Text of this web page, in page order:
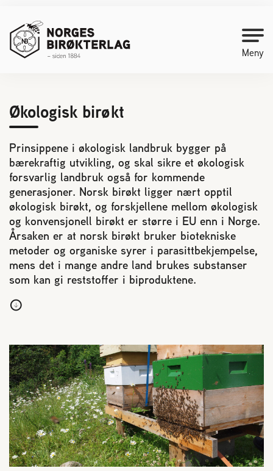
Meny
Kontakt oss
Bli medlem
Starte med birøkt
Medlemssider
Biene svermer
Reaksjon på bistikk
Finn fylkes- og lokallag
Nyheter
Kurs
Økologisk birøkt
Prinsippene i økologisk landbruk bygger på
bærekraftig utvikling, og skal sikre et økologisk
forsvarlig landbruk også for kommende
generasjoner. Norsk birøkt ligger nært opptil
økologisk birøkt, og forskjellene mellom økologisk
og konvensjonell birøkt er større i EU enn i Norge.
Årsaken er at norsk birøkt bruker biotekniske
metoder og organiske syrer i parasittbekjempelse,
mens det i mange andre land brukes substanser
som kan gi reststoffer i biproduktene.